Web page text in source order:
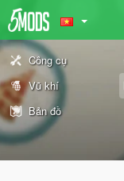
Công cụ
Vũ khí
Bản đồ